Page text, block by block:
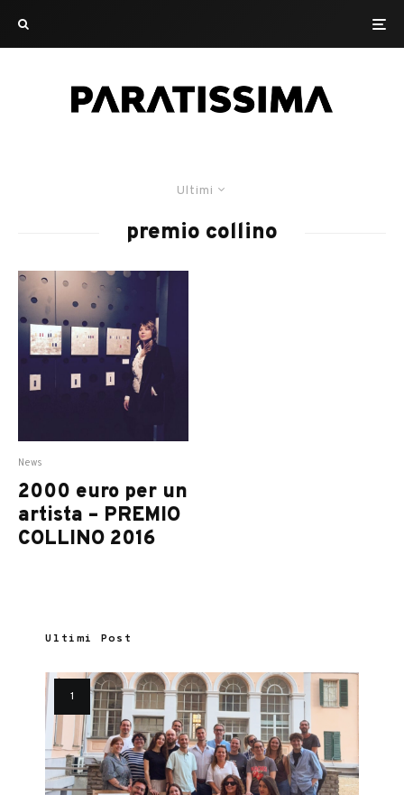
Ultimi
premio collino
News
2000 euro per un
artista – PREMIO
COLLINO 2016
Ultimi Post